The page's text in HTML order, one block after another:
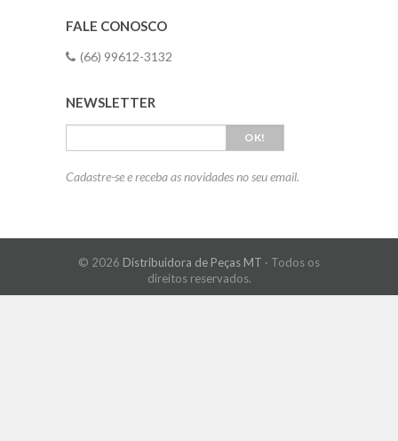
FALE CONOSCO
(66) 99612-3132
NEWSLETTER
OK!
Cadastre-se e receba as novidades no seu email.
© 2026 Distribuidora de Peças MT · Todos os
direitos reservados.